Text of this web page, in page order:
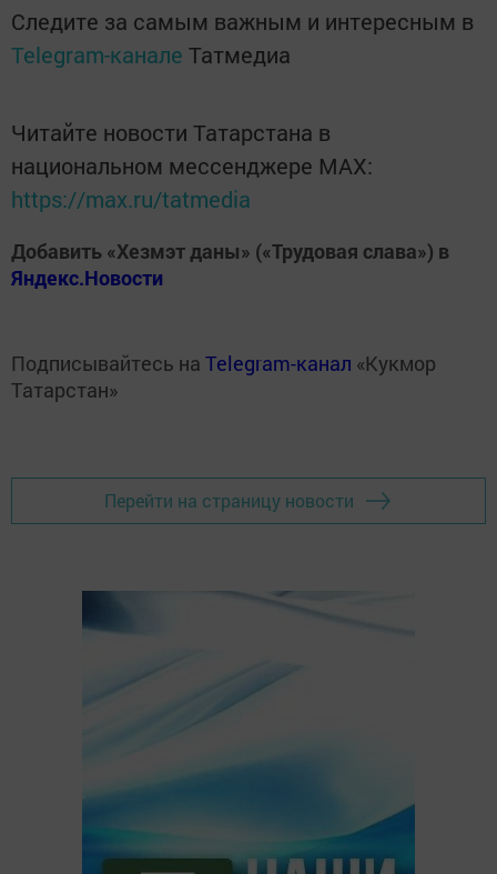
Следите за самым важным и интересным в
Telegram-канале Татмедиа
Читайте новости Татарстана в
национальном мессенджере MАХ:
https://max.ru/tatmedia
Добавить «Хезмэт даны» («Трудовая слава») в
Яндекс.Новости
Подписывайтесь на Telegram-канал «Кукмор
Татарстан»
Перейти на страницу новости